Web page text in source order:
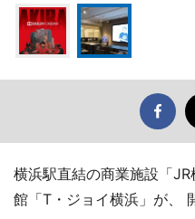
横浜駅直結の商業施設「
館「T・ジョイ横浜」が、